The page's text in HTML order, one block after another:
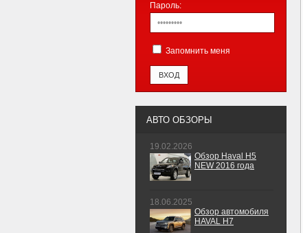
Пароль:
Запомнить меня
АВТО ОБЗОРЫ
19.02.2026
Обзор Haval H5
NEW 2016 года
18.06.2025
Обзор автомобиля
HAVAL H7